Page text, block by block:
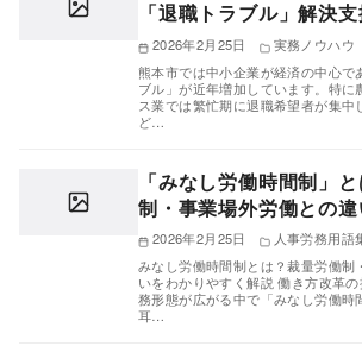
「退職トラブル」解決
2026年2月25日
実務ノウハウ
熊本市では中小企業が経済の中心で
ブル」が近年増加しています。特に
ス業では繁忙期に退職希望者が集中
ど…
「みなし労働時間制」
制・事業場外労働との
2026年2月25日
人事労務用語
みなし労働時間制とは？裁量労働制
いをわかりやすく解説 働き方改革
務形態が広がる中で「みなし労働時
耳…